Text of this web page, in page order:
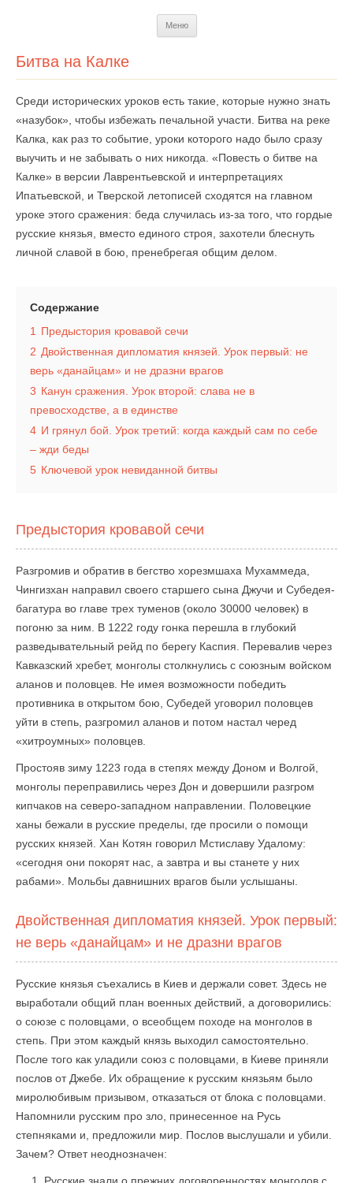
Меню
Битва на Калке
Среди исторических уроков есть такие, которые нужно знать
«назубок», чтобы избежать печальной участи. Битва на реке
Калка, как раз то событие, уроки которого надо было сразу
выучить и не забывать о них никогда. «Повесть о битве на
Калке» в версии Лаврентьевской и интерпретациях
Ипатьевской, и Тверской летописей сходятся на главном
уроке этого сражения: беда случилась из-за того, что гордые
русские князья, вместо единого строя, захотели блеснуть
личной славой в бою, пренебрегая общим делом.
Содержание
1
Предыстория кровавой сечи
2 Двойственная дипломатия князей. Урок первый: не
верь «данайцам» и не дразни врагов
3 Канун сражения. Урок второй: слава не в
превосходстве, а в единстве
4 И грянул бой. Урок третий: когда каждый сам по себе
– жди беды
5 Ключевой урок невиданной битвы
Предыстория кровавой сечи
Разгромив и обратив в бегство хорезмшаха Мухаммеда,
Чингизхан направил своего старшего сына Джучи и Субедея-
багатура во главе трех туменов (около 30000 человек) в
погоню за ним. В 1222 году гонка перешла в глубокий
разведывательный рейд по берегу Каспия. Перевалив через
Кавказский хребет, монголы столкнулись с союзным войском
аланов и половцев. Не имея возможности победить
противника в открытом бою, Субедей уговорил половцев
уйти в степь, разгромил аланов и потом настал черед
«хитроумных» половцев.
Простояв зиму 1223 года в степях между Доном и Волгой,
монголы переправились через Дон и довершили разгром
кипчаков на северо-западном направлении. Половецкие
ханы бежали в русские пределы, где просили о помощи
русских князей. Хан Котян говорил Мстиславу Удалому:
«сегодня они покорят нас, а завтра и вы станете у них
рабами». Мольбы давнишних врагов были услышаны.
Двойственная дипломатия князей. Урок первый:
не верь «данайцам» и не дразни врагов
Русские князья съехались в Киев и держали совет. Здесь не
выработали общий план военных действий, а договорились:
о союзе с половцами, о всеобщем походе на монголов в
степь. При этом каждый князь выходил самостоятельно.
После того как уладили союз с половцами, в Киеве приняли
послов от Джебе. Их обращение к русским князьям было
миролюбивым призывом, отказаться от блока с половцами.
Напомнили русским про зло, принесенное на Русь
степняками и, предложили мир. Послов выслушали и убили.
Зачем? Ответ неоднозначен: